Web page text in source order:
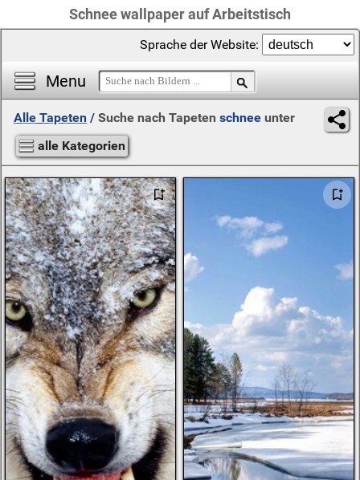
Schnee wallpaper auf Arbeitstisch
Menu
Sprache der Website:
Alle Tapeten / Suche nach Tapeten schnee unter
alle Kategorien